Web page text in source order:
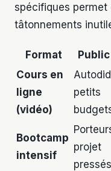
spécifiques permet
tâtonnements
Format
Cours en
ligne
(vidéo)
petits
Bootcamp
intensif
projet
pressés